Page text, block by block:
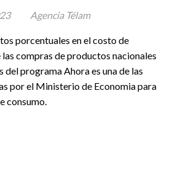
porcentuales en el costo de
compras de productos nacionales
del programa Ahora es una de las
por el Ministerio de Economia para
consumo.
Agencia Télam